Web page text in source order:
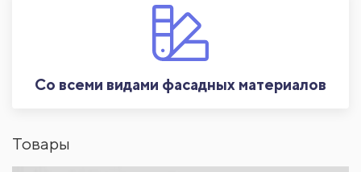
Со всеми видами фасадных материалов
Товары